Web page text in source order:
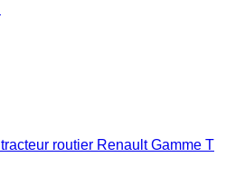
tracteur routier Renault Gamme T